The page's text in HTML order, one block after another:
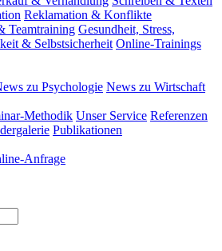
Reklamation & Konflikte
Teamtraining Gesundheit, Stress,
& Selbstsicherheit Online-Trainings
zu Psychologie News zu Wirtschaft
Methodik Unser Service Referenzen
Publikationen
Anfrage